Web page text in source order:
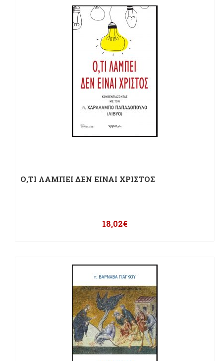
Ο,ΤΙ ΛΑΜΠΕΙ ΔΕΝ ΕΙΝΑΙ ΧΡΙΣΤΟΣ
18,02€